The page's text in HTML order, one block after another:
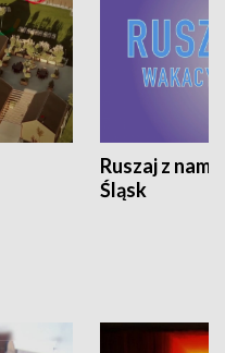
Ruszaj z
Śląsk